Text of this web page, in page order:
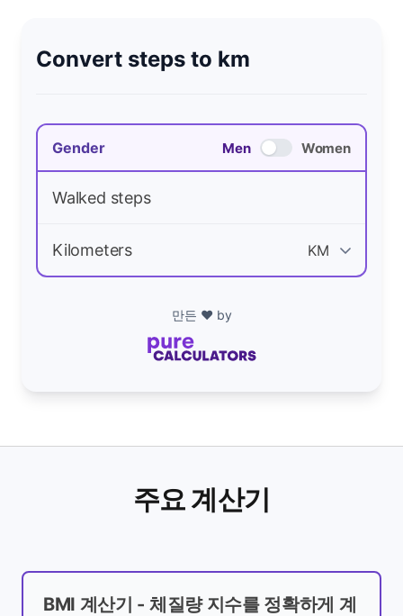
Convert steps to km
Gender Men Women
Walked steps
Kilometers
만든 ❤️ by
주요 계산기
BMI 계산기 - 체질량 지수를 정확하게 계